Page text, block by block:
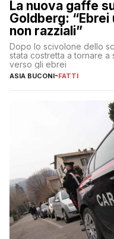
La nuova gaffe
Goldberg:
non razziali”
Dopo lo scivolone dello
stata costretta a tornare
verso gli ebrei
ASIA BUCONI-FATTI